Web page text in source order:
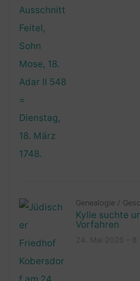
Genealogie /
Kylie suchte
Vorfahren